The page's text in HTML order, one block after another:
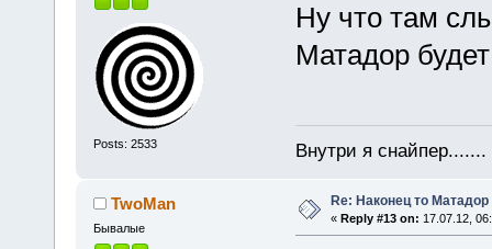
Posts: 2533
Ну что там
Матадор
Внутри я
TwoMan
Бывалые
Re: Наконец то
« Reply #13 on: 17.07.12,